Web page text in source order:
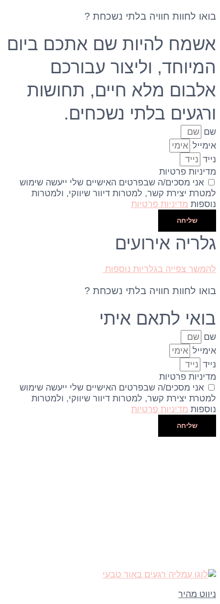
בואו לחוות חוויה בלתי נשכחת ?
אשמח להיות שם אתכם ביום
המיוחד, וליצור עבורכם
אלבום מלא חיים, תחושות
ורגעים בלתי נשכחים.
שם
אימייל
נייד
מדיניות פרטיות
אני מסכים/ה שבפרטים האישיים שלי ייעשה שימוש
למטרת יצירת קשר, למטרות דיוור שיווקי, ולמטרות
נוספות מדיניות פרטיות
שליחה
גלריה אירועים
להמשך צפייה בגלריות נוספות
בואו לחוות חוויה בלתי נשכחת ?
בואי לתאם איתי
שם
אימייל
נייד
מדיניות פרטיות
אני מסכים/ה שבפרטים האישיים שלי ייעשה שימוש
למטרת יצירת קשר, למטרות דיוור שיווקי, ולמטרות
נוספות מדיניות פרטיות
שליחה
ניווט מהיר